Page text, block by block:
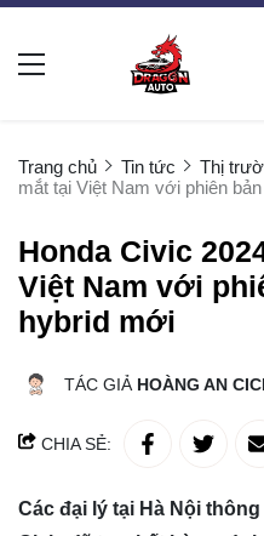
Trang chủ Tin tức Thị
mắt tại Việt Nam với phiên
Honda Civic
Việt Nam với
hybrid mới
TÁC GIẢ HOÀNG AN CICI
CHIA SẺ:
Các đại lý tại Hà Nội